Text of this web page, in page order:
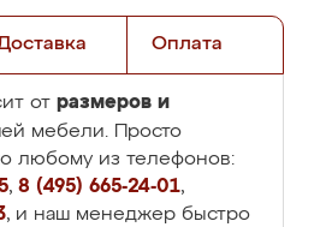
Оплата
от размеров и
мебели. Просто
любому из телефонов:
, 8 (495) 665-24-01,
, и наш менеджер быстро